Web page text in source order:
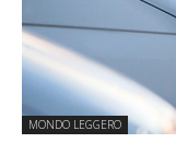
MONDO LEGGERO